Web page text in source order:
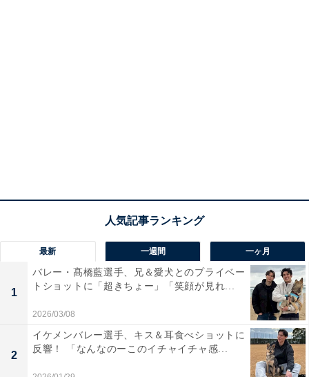
最新 一週間 一ヶ月
1
バレー・髙橋藍選手、兄＆愛犬とのプライベー
トショットに「超きちょー」「笑顔が見れ...
2026/03/08
2
イケメンバレー選手、キス＆耳食べショットに
反響！ 「なんなのーこのイチャイチャ感...